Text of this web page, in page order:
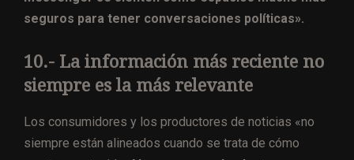
seguros para tener conversaciones políticas».
10.- La información más reciente no
siempre es la más relevante
Los consumidores y los productores de noticias «no
siempre están alineados cuando se trata de cómo